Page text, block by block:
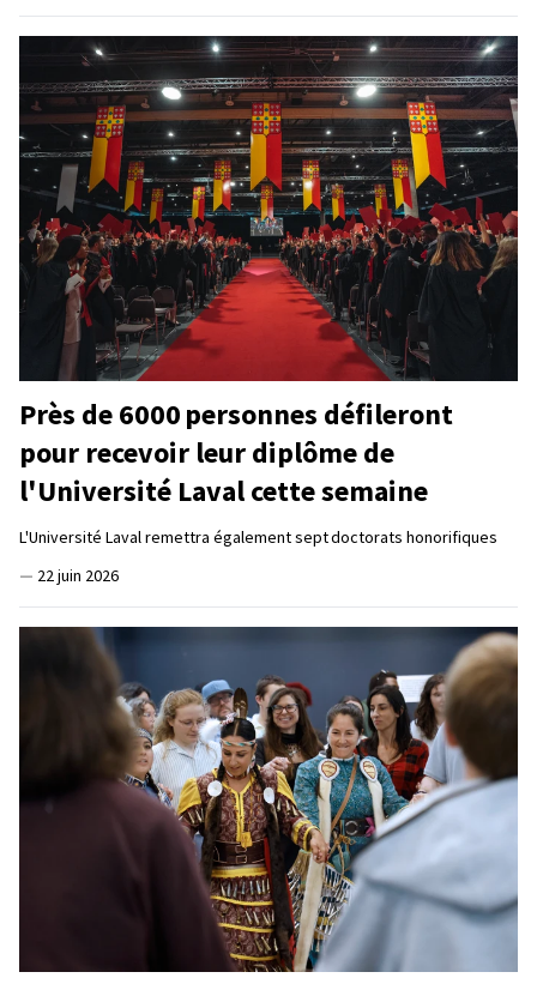
Près de 6000 personnes défileront
pour recevoir leur diplôme de
l'Université Laval cette semaine
L'Université Laval remettra également sept doctorats honorifiques
— 22 juin 2026